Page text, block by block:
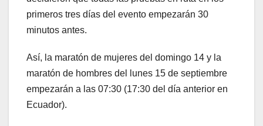
primeros tres días del evento empezarán 30
minutos antes.
Así, la maratón de mujeres del domingo 14 y la
maratón de hombres del lunes 15 de septiembre
empezarán a las 07:30 (17:30 del día anterior en
Ecuador).